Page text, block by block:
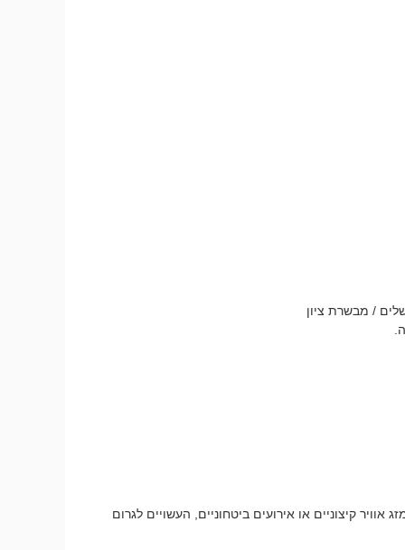
/ מבשרת ציון
קיצוניים או אירועים ביטחוניים, העשויים לגרום